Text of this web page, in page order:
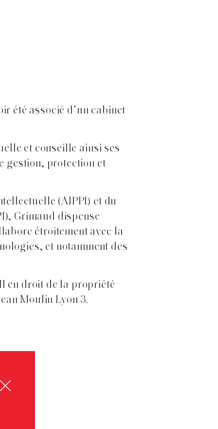
été associé d’un cabinet
et conseille ainsi ses
gestion, protection et
(AIPPI) et du
Grimaud dispense
étroitement avec la
et notamment des
en droit de la propriété
Moulin Lyon 3.